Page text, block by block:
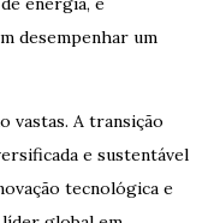
desempenhar um
vastas. A transição
e sustentável
tecnológica e